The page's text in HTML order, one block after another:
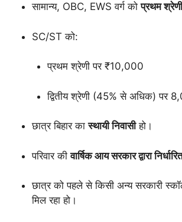
सामान्य, OBC, EWS वर्ग कोप्रथम
SC/ST को:
प्रथम श्रेणी पर ₹10,000
द्वितीय श्रेणी (45% से अधिक) पर
छात्र बिहार कास्थायी निवासीहो।
परिवार कीवार्षिक आय सरकार द्वारा
छात्र को पहले से किसी अन्य सरकारी
मिल रहा हो।